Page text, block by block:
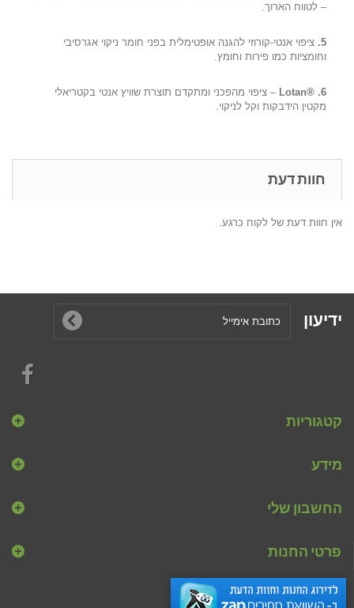
– לטווח הארוך.
5. ציפוי אנטי-קורוזי להגנה אופטימלית בפני חומר ניקוי אגרסיבי
וחומציות כמו פירות וחומץ.
6.
®
Lotan – ציפוי מהפכני ומתקדם תוצרת שוויץ אנטי בקטריאלי
מקטין הידבקות וקל לניקוי.
חוות דעת
אין חוות דעת של לקוח כרגע.
ידיעון
קטגוריות
מידע
החשבון שלי
פרטי החנות